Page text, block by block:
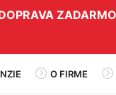
O FIRME